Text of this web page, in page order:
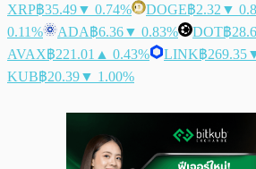
XRP฿35.49▼ 0.74% DOGE฿2.32 ▼
0.11%
ADA฿6.36▼ 0.83% DOT฿
AVAX฿221.01 ▲ 0.43% LINK฿269.35
KUB฿20.39▼ 1.00%